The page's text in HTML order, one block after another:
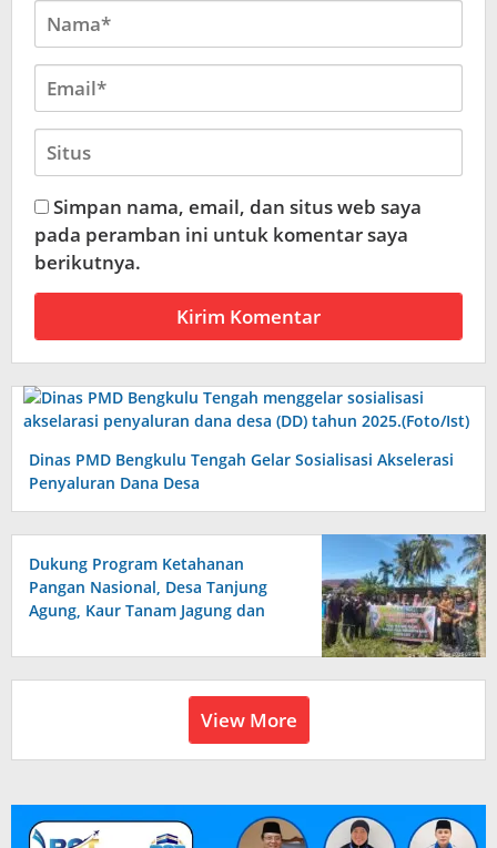
Simpan nama, email, dan situs web saya
pada peramban ini untuk komentar saya
berikutnya.
Dinas PMD Bengkulu Tengah Gelar Sosialisasi Akselerasi
Penyaluran Dana Desa
Dukung Program Ketahanan
Pangan Nasional, Desa Tanjung
Agung, Kaur Tanam Jagung dan
View More